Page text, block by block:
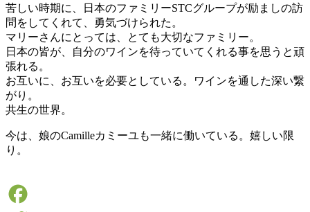
苦しい時期に、日本のファミリーSTCグループが励ましの訪
問をしてくれて、勇気づけられた。
マリーさんにとっては、とても大切なファミリー。
日本の皆が、自分のワインを待っていてくれる事を思うと頑
張れる。
お互いに、お互いを必要としている。ワインを通した深い繋
がり。
共生の世界。
今は、娘のCamilleカミーユも一緒に働いている。嬉しい限
り。